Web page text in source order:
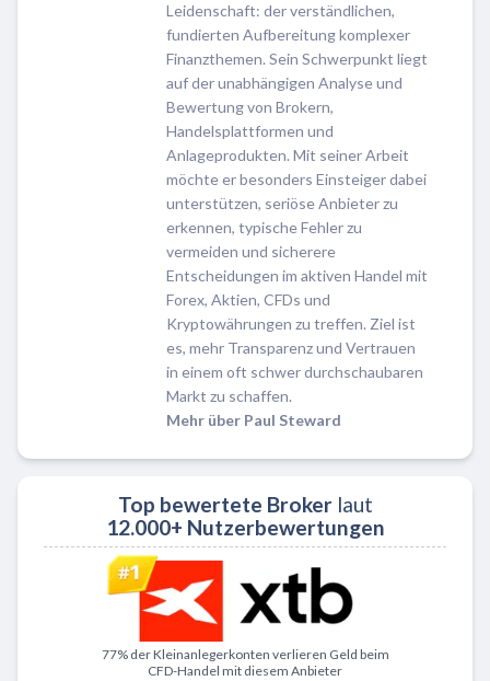
Leidenschaft: der verständlichen,
fundierten Aufbereitung komplexer
Finanzthemen. Sein Schwerpunkt liegt
auf der unabhängigen Analyse und
Bewertung von Brokern,
Handelsplattformen und
Anlageprodukten. Mit seiner Arbeit
möchte er besonders Einsteiger dabei
unterstützen, seriöse Anbieter zu
erkennen, typische Fehler zu
vermeiden und sicherere
Entscheidungen im aktiven Handel mit
Forex, Aktien, CFDs und
Kryptowährungen zu treffen. Ziel ist
es, mehr Transparenz und Vertrauen
in einem oft schwer durchschaubaren
Markt zu schaffen.
Mehr über Paul Steward
Top bewertete Brokerlaut
12.000+ Nutzerbewertungen
Zu XTB
77% der Kleinanlegerkonten verlieren Geld beim
CFD-Handel mit diesem Anbieter